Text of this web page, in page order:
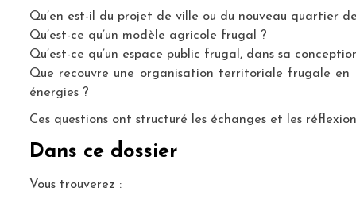
Qu’en est-il du projet de ville ou du nouveau quartier
Qu’est-ce qu’un modèle agricole frugal ?
Qu’est-ce qu’un espace public frugal, dans sa
Que recouvre une organisation territoriale frugale en
énergies ?
Ces questions ont structuré les échanges et les
Dans ce dossier
Vous trouverez :